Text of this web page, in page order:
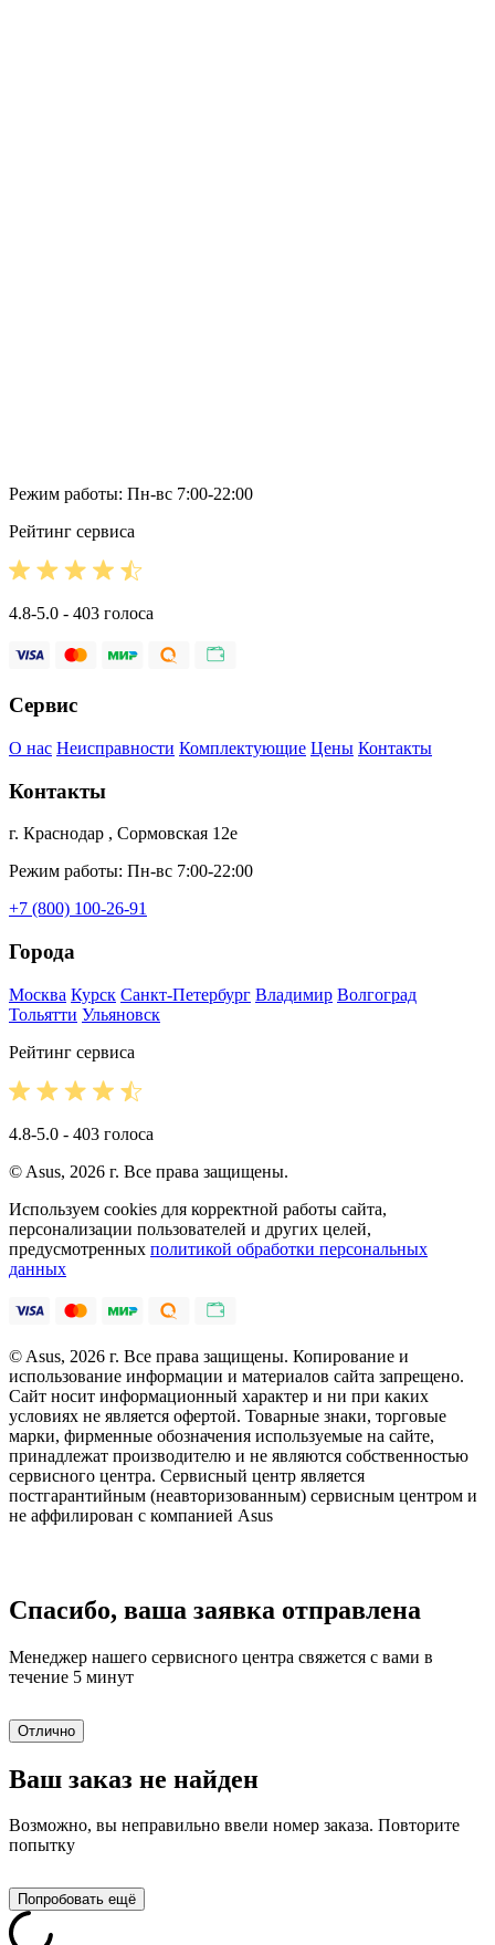
Режим работы: Пн-вс 7:00-22:00
Рейтинг сервиса
4.8-5.0 - 403 голоса
Сервис
О нас Неисправности Комплектующие Цены Контакты
Контакты
г. Краснодар , Сормовская 12е
Режим работы: Пн-вс 7:00-22:00
+7 (800) 100-26-91
Города
Москва Курск Санкт-Петербург Владимир Волгоград
Тольятти Ульяновск
Рейтинг сервиса
4.8-5.0 - 403 голоса
© Asus, 2026 г. Все права защищены.
Используем cookies для корректной работы сайта,
персонализации пользователей и других целей,
предусмотренных политикой обработки персональных
данных
© Asus, 2026 г. Все права защищены. Копирование и
использование информации и материалов сайта запрещено.
Сайт носит информационный характер и ни при каких
условиях не является офертой. Товарные знаки, торговые
марки, фирменные обозначения используемые на сайте,
принадлежат производителю и не являются собственностью
сервисного центра. Сервисный центр является
постгарантийным (неавторизованным) сервисным центром и
не аффилирован с компанией Asus
Спасибо, ваша заявка отправлена
Менеджер нашего сервисного центра свяжется с вами в
течение 5 минут
Отлично
Ваш заказ не найден
Возможно, вы неправильно ввели номер заказа. Повторите
попытку
Попробовать ещё